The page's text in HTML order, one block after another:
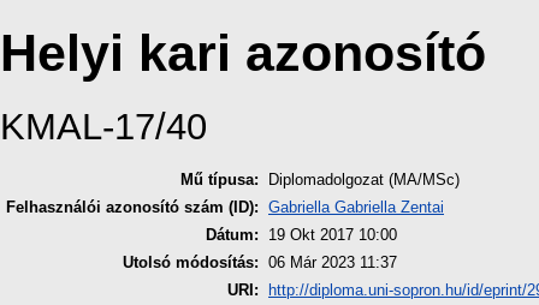
Helyi kari azonosító
KMAL-17/40
Mű típusa:
Diplomadolgozat (MA/MSc)
Felhasználói azonosító szám (ID): Gabriella Gabriella Zentai
Dátum:
19 Okt 2017 10:00
Utolsó módosítás: 06 Már 2023 11:37
URI:
http://diploma.uni-sopron.hu/id/eprint/